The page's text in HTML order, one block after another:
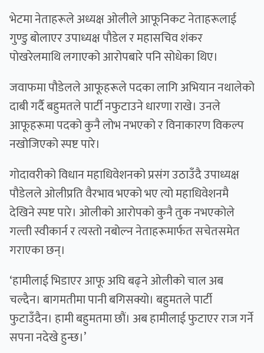
भेटमा नेताहरूले अध्यक्ष ओलीले आफूनिकट नेताहरूलाई
गुण्डु बोलाएर उपाध्यक्ष पौडेल र महासचिव शंकर
पोखरेलमाथि लगाएको आरोपबारे पनि सोधेका थिए।
जवाफमा पौडेलले आफूहरूले पदका लागि अभियान नथालेको
दाबी गर्दै बहुमतले पार्टी नफुटाउने धारणा राखे। उनले
आफूहरूमा पदको कुनै लोभ नभएको र विनाकारण विकल्प
नखोजिएको स्पष्ट पारे।
गोदावरीको विधान महाधिवेशनको प्रसंग उठाउँदै उपाध्यक्ष
पौडेलले ओलीप्रति वैरभाव भएको भए त्यो महाधिवेशनमै
देखिने स्पष्ट पारे। ओलीको आरोपको कुनै तुक नभएकोले
गल्ती स्वीकार्न र त्यस्तो नबोल्न नेताहरूमार्फत सचेतसमेत
गराएका छन्।
‘हामीलाई भिडाएर आफू अघि बढ्ने ओलीको चाल अब
चल्दैन। बागमतीमा पानी बगिसक्यो। बहुमतले पार्टी
फुटाउँदैन। हामी बहुमतमा छौं। अब हामीलाई फुटाएर राज गर्ने
सपना नदेखे हुन्छ।’